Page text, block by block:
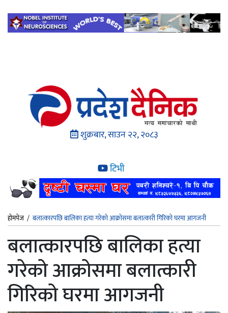
शुक्रबार, साउन २२, २०८३
टिभी
होमपेज /बलात्कारपछि बालिका हत्या गरेको आक्रोसमा बलात्कारी गिरिको घरमा आगजनी
बलात्कारपछि बालिका हत्या
गरेको आक्रोसमा बलात्कारी
गिरिको घरमा आगजनी